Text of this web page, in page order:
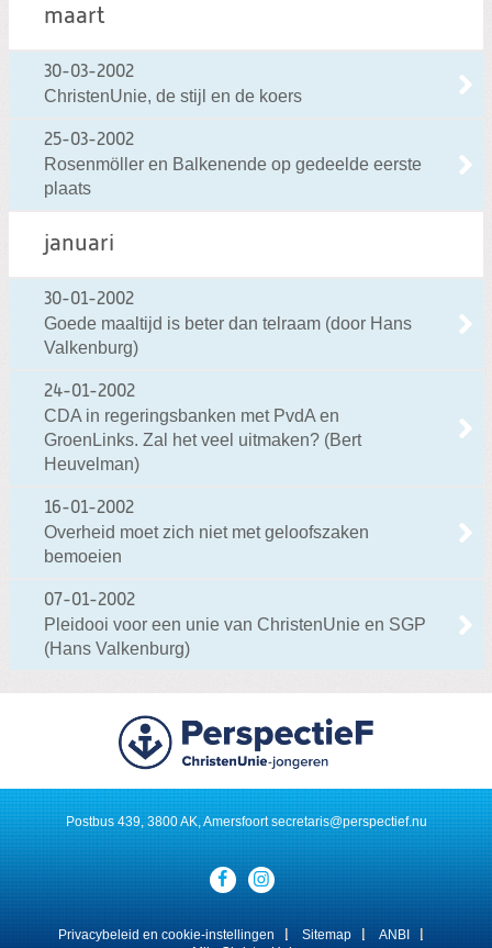
maart
30-03-2002
ChristenUnie, de stijl en de koers
25-03-2002
Rosenmöller en Balkenende op gedeelde eerste
plaats
januari
30-01-2002
Goede maaltijd is beter dan telraam (door Hans
Valkenburg)
24-01-2002
CDA in regeringsbanken met PvdA en
GroenLinks. Zal het veel uitmaken? (Bert
Heuvelman)
16-01-2002
Overheid moet zich niet met geloofszaken
bemoeien
07-01-2002
Pleidooi voor een unie van ChristenUnie en SGP
(Hans Valkenburg)
Postbus 439, 3800 AK, Amersfoortsecretaris@perspectief.nu
mediaPrivacybeleid en cookie-instellingen Sitemap
ANBI